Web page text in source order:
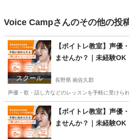
Voice Campさんのその他の投
スクール
【ボイトレ教室】声優
ませんか？｜未経験
迎
長野県 南佐久郡
声優・歌・話し方などのレッスンを手軽に受けら
長野 南佐久郡 その他 声優
【ボイトレ教室】声優
ませんか？｜未経験